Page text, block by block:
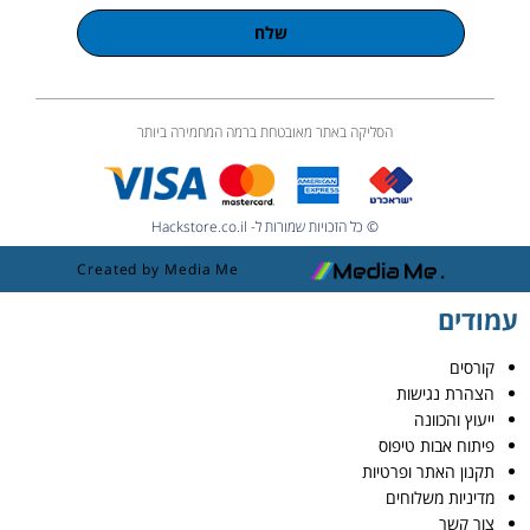
שלח
הסליקה באתר מאובטחת ברמה המחמירה ביותר
© כל הזכויות שמורות ל- Hackstore.co.il
Created by Media Me
עמודים
קורסים
הצהרת נגישות
ייעוץ והכוונה
פיתוח אבות טיפוס
תקנון האתר ופרטיות
מדיניות משלוחים
צור קשר